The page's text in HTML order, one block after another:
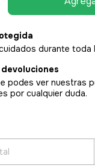
durante toda
podes ver nuestras
por cualquier duda.